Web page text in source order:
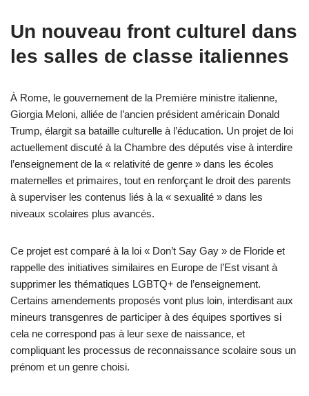
Un nouveau front culturel dans
les salles de classe italiennes
À Rome, le gouvernement de la Première ministre italienne,
Giorgia Meloni, alliée de l’ancien président américain Donald
Trump, élargit sa bataille culturelle à l’éducation. Un projet de loi
actuellement discuté à la Chambre des députés vise à interdire
l’enseignement de la « relativité de genre » dans les écoles
maternelles et primaires, tout en renforçant le droit des parents
à superviser les contenus liés à la « sexualité » dans les
niveaux scolaires plus avancés.
Ce projet est comparé à la loi « Don’t Say Gay » de Floride et
rappelle des initiatives similaires en Europe de l’Est visant à
supprimer les thématiques LGBTQ+ de l’enseignement.
Certains amendements proposés vont plus loin, interdisant aux
mineurs transgenres de participer à des équipes sportives si
cela ne correspond pas à leur sexe de naissance, et
compliquant les processus de reconnaissance scolaire sous un
prénom et un genre choisi.